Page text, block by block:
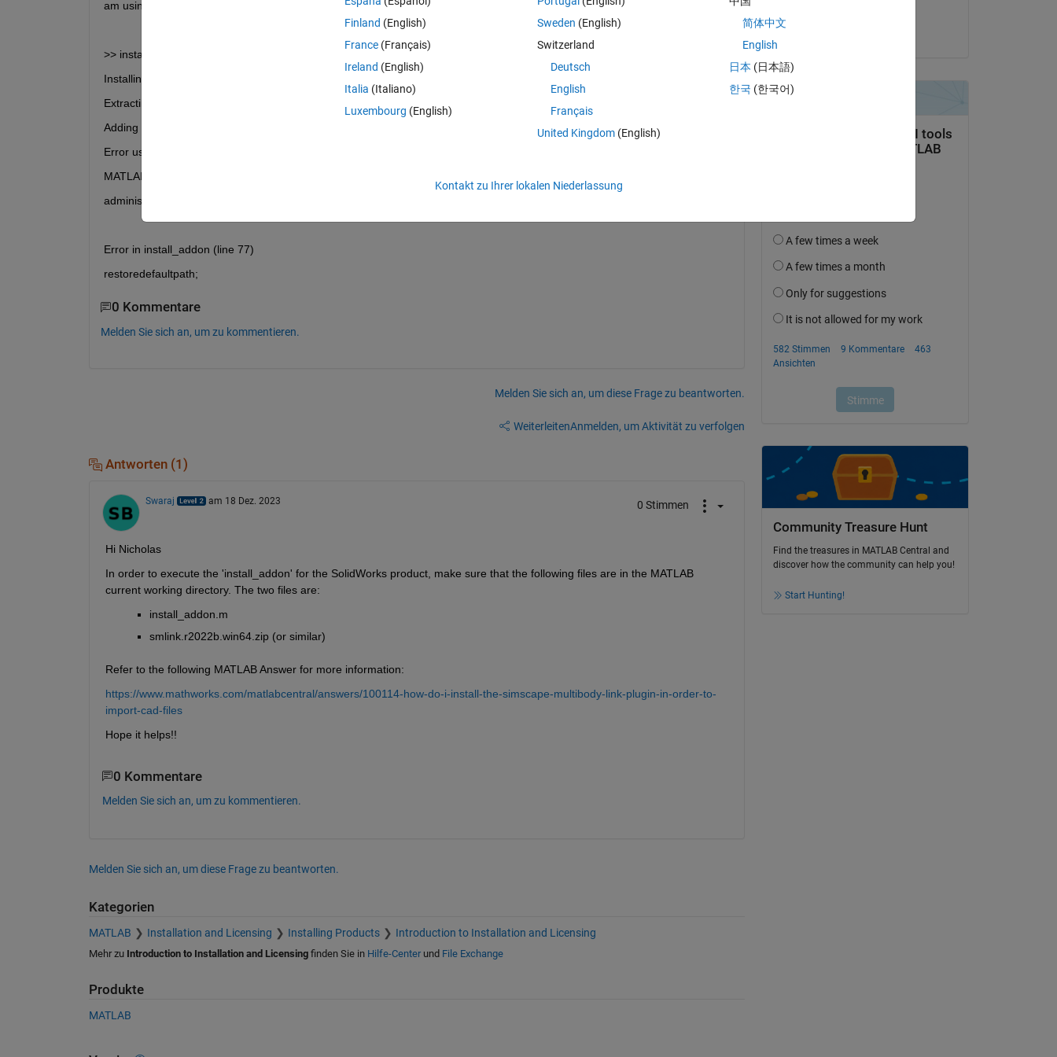
am using the following code and keep getting the error:
>> install_addon('smlink.r2022b.win64.zip')
Installing smlink...
Extracting archive smlink.r2022b.win64.zip to C:\...
Adding directories for smlink to path...
Error using restoredefaultpath
MATLAB could not construct the default path due to missing files. For help, contact your system
administrator or MathWorks Technical Support.
Error in install_addon (line 77)
restoredefaultpath;
0 Kommentare
Melden Sie sich an, um zu kommentieren.
Melden Sie sich an, um diese Frage zu beantworten.
WeiterleitenAnmelden, um Aktivität zu verfolgen
Antworten (1)
Swaraj am 18 Dez. 2023 0 Stimmen
Hi Nicholas
In order to execute the 'install_addon' for the SolidWorks product, make sure that the following files are in the MATLAB
current working directory. The two files are:
install_addon.m
smlink.r2022b.win64.zip (or similar)
Refer to the following MATLAB Answer for more information:
https://www.mathworks.com/matlabcentral/answers/100114-how-do-i-install-the-simscape-multibody-link-plugin-in-order-to-
import-cad-files
Hope it helps!!
0 Kommentare
Melden Sie sich an, um zu kommentieren.
Melden Sie sich an, um diese Frage zu beantworten.
Kategorien
MATLAB Installation and Licensing Installing Products Introduction to Installation and Licensing
Mehr zu Introduction to Installation and Licensingfinden Sie in Hilfe-Centerund File Exchange
Produkte
MATLAB
Community Treasure Hunt
Find the treasures in MATLAB Central and
discover how the community can help you!
Start Hunting!
Finland (English)
France (Français)
Ireland (English)
Italia (Italiano)
Luxembourg (English)
Sweden (English)
Switzerland
Deutsch
English
Français
United Kingdom(English)
简体中文
English
日本 (日本語)
한국 (한국어)
Kontakt zu Ihrer lokalen Niederlassung